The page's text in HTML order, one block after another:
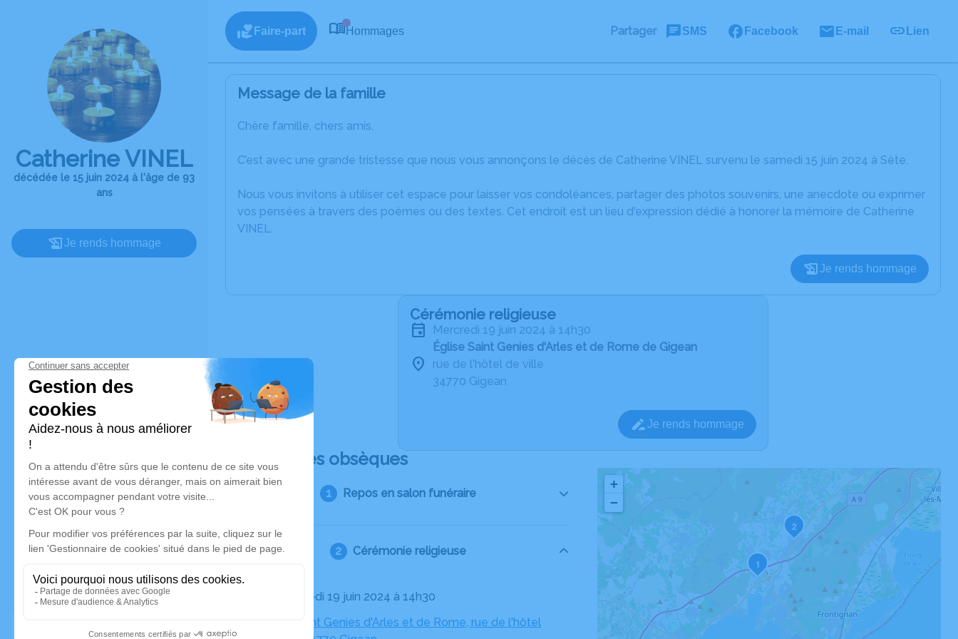
Catherine VINEL
décédée le 15 juin 2024 à l'âge de 93
ans
Je rends hommage
Faire-part Hommages Partager SMS Facebook E-mail Lien
Message de la famille
Chère famille, chers amis,
C’est avec une grande tristesse que nous vous annonçons le décès de Catherine VINEL survenu le samedi 15 juin 2024 à Sète.
Nous vous invitons à utiliser cet espace pour laisser vos condoléances, partager des photos souvenirs, une anecdote ou exprimer
vos pensées à travers des poèmes ou des textes. Cet endroit est un lieu d'expression dédié à honorer la mémoire de Catherine
VINEL.
Je rends hommage
Cérémonie religieuse
mercredi 19 juin 2024 à 14h30
Église Saint Genies d'Arles et de Rome de Gigean
rue de l'hôtel de ville
34770 Gigean
Je rends hommage
Déroulé des obsèques
Repos en salon funéraire
Cérémonie religieuse
Le mercredi 19 juin 2024 à 14h30
Église Saint Genies d'Arles et de Rome, rue de l'hôtel
1
2
+
−